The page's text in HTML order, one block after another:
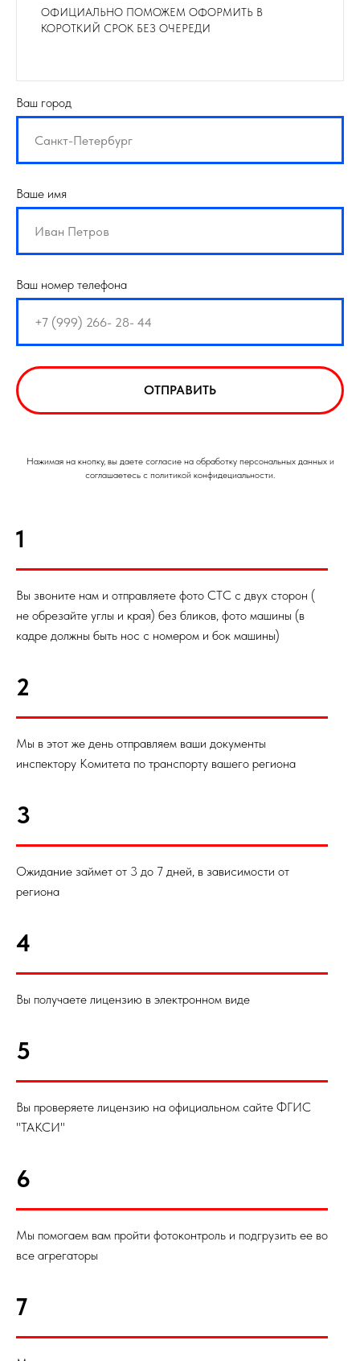
ОФИЦИАЛЬНО ПОМОЖЕМ ОФОРМИТЬ В
КОРОТКИЙ СРОК БЕЗ ОЧЕРЕДИ
Ваш город
Ваше имя
Ваш номер телефона
ОТПРАВИТЬ
Нажимая на кнопку, вы даете согласие на обработку персональных данных и
соглашаетесь с политикой конфидециальности.
1
Вы звоните нам и отправляете фото СТС с двух сторон (
не обрезайте углы и края) без бликов, фото машины (в
кадре должны быть нос с номером и бок машины)
2
Мы в этот же день отправляем ваши документы
инспектору Комитета по транспорту вашего региона
3
Ожидание займет от 3 до 7 дней, в зависимости от
региона
4
Вы получаете лицензию в электронном виде
5
Вы проверяете лицензию на официальном сайте ФГИС
"ТАКСИ"
6
Мы помогаем вам пройти фотоконтроль и подгрузить ее во
все агрегаторы
7